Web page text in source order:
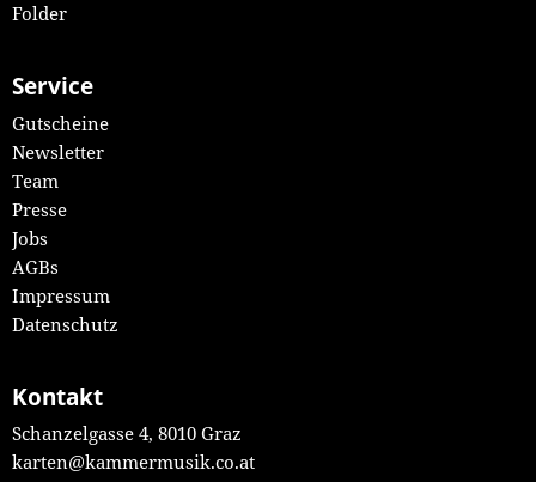
Folder
Service
Gutscheine
Newsletter
Team
Presse
Jobs
AGBs
Impressum
Datenschutz
Kontakt
Schanzelgasse 4, 8010 Graz
karten@kammermusik.co.at